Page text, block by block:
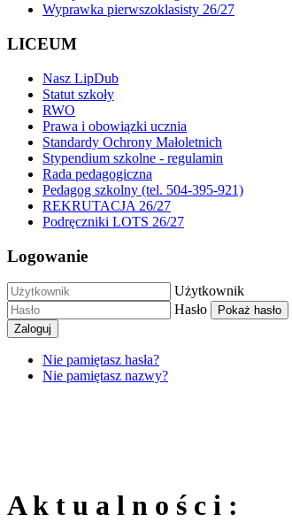
Wyprawka pierwszoklasisty 26/27
LICEUM
Nasz LipDub
Statut szkoły
RWO
Prawa i obowiązki ucznia
Standardy Ochrony Małoletnich
Stypendium szkolne - regulamin
Rada pedagogiczna
Pedagog szkolny (tel. 504-395-921)
REKRUTACJA 26/27
Podręczniki LOTS 26/27
Logowanie
Użytkownik
Hasło
Pokaż hasło
Zaloguj
Nie pamiętasz hasła?
Nie pamiętasz nazwy?
A k t u a l n o ś c i :